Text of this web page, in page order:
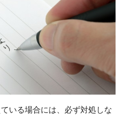
いる場合には、必ず対処しな